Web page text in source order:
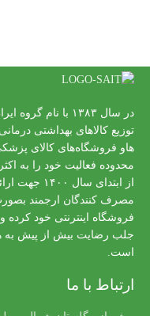
در سال ۱۳۸۳ با
توزیع کالاهای بهداشتی
هاو فروشگاه‌های کالای
محدوده فعالیت خود را به
از ابتدای
مصرف کنندگان ارجمند
فروشگاه اینترنتی خود کرده
جلب رضایت بیش از پیش به
است.
ارتباط با ما